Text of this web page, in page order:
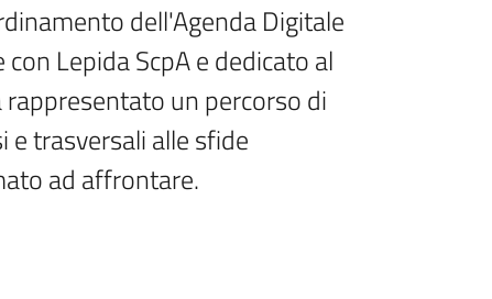
dell'Agenda Digitale
Lepida ScpA e dedicato al
un percorso di
trasversali alle sfide
ad affrontare.